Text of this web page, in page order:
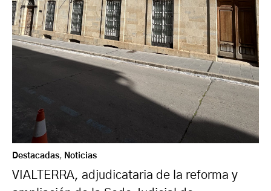
Destacadas, Noticias
VIALTERRA, adjudicataria de la reforma y